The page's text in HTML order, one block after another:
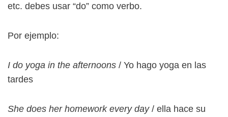
etc. debes usar “do” como verbo.
Por ejemplo:
I do yoga in the afternoons / Yo hago yoga en las
tardes
She does her homework every day/ ella hace su